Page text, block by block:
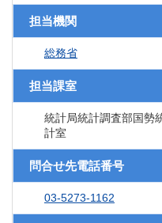
担当機関
総務省
担当課室
統計局統計調査部国勢
計室
問合せ先電話番号
03-5273-1162